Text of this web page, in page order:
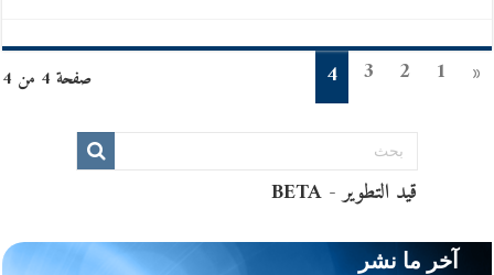
صفحة 4 من 4 «
1
2
3
4
آخر ما نشر